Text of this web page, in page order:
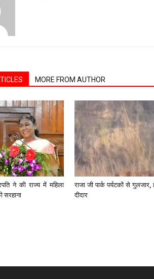
MORE FROM AUTHOR
ने की राज्य में महिला
सरहाना
राजा जी पार्क पर्यटकों से गुलजार,
दीदार